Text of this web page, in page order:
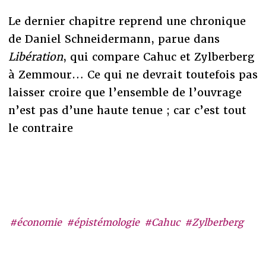
#économie #épistémologie #Cahuc #Zylberberg
Le dernier chapitre reprend une chronique
de Daniel Schneidermann, parue dans
Libération, qui compare Cahuc et Zylberberg
à Zemmour… Ce qui ne devrait toutefois pas
laisser croire que l’ensemble de l’ouvrage
n’est pas d’une haute tenue ; car c’est tout
le contraire